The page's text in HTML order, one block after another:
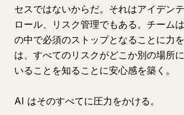
セスではないからだ。それはアイデン
ロール、リスク管理でもある。チーム
の中で必須のストップとなることに力
は、すべてのリスクがどこか別の場所
いることを知ることに安心感を築く。
AI はそのすべてに圧力をかける。